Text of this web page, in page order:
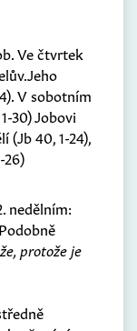
Ve čtvrtek
V sobotním
30) Jobovi
(Jb 40, 1-24),
26)
nedělním:
protože je